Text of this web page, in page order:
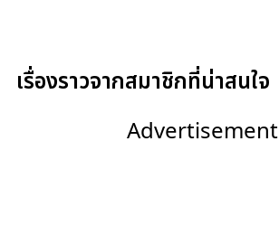
เรื่องราวจากสมาชิกที่น่าสนใจ
Advertisement